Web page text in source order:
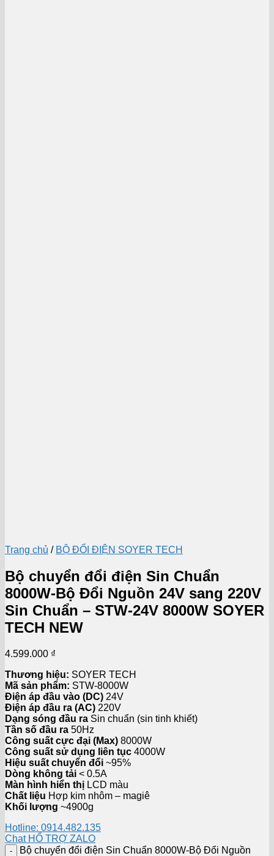
Trang chủ / BỘ ĐỔI ĐIỆN SOYER TECH
Bộ chuyển đổi điện Sin Chuẩn
8000W-Bộ Đổi Nguồn 24V sang 220V
Sin Chuẩn – STW-24V 8000W SOYER
TECH NEW
4.599.000 ₫
Thương hiệu: SOYER TECH
Mã sản phẩm: STW-8000W
Điện áp đầu vào (DC) 24V
Điện áp đầu ra (AC) 220V
Dạng sóng đầu ra Sin chuẩn (sin tinh khiết)
Tần số đầu ra 50Hz
Công suất cực đại (Max) 8000W
Công suất sử dụng liên tục 4000W
Hiệu suất chuyển đổi ~95%
Dòng không tải < 0.5A
Màn hình hiển thị LCD màu
Chất liệu Hợp kim nhôm – magiê
Khối lượng ~4900g
Hotline: 0914.482.135
Chat HỔ TRỢ ZALO
Bộ chuyển đổi điện Sin Chuẩn 8000W-Bộ Đổi Nguồn